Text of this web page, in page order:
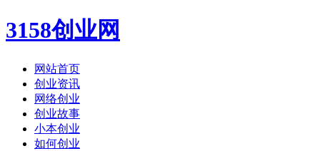
3158创业网
网站首页
创业资讯
网络创业
创业故事
小本创业
如何创业